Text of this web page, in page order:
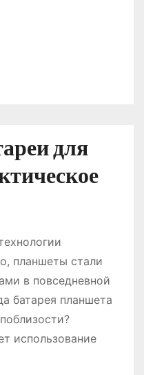
для
планшеты стали
в повседневной
батарея планшета
использование